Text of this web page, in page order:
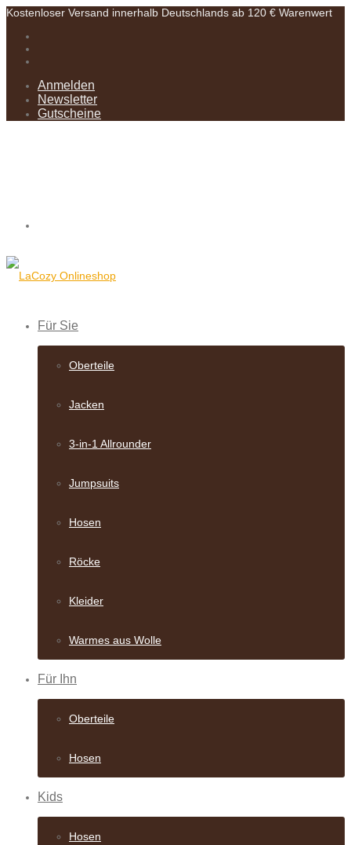
Kostenloser Versand innerhalb Deutschlands ab 120 € Warenwert
Anmelden
Newsletter
Gutscheine
Für Sie
Oberteile
Jacken
3-in-1 Allrounder
Jumpsuits
Hosen
Röcke
Kleider
Warmes aus Wolle
Für Ihn
Oberteile
Hosen
Kids
Hosen